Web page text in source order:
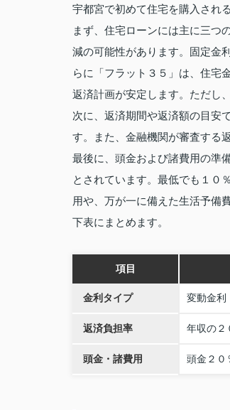
宇都宮で初めて住宅を購入され
まず、住宅ローンには主に三つ
減の可能性があります。固定金
らに「フラット３５」は、住宅
返済計画が安定します。ただし
次に、返済期間や返済額の目安
す。また、金融機関が審査する
最後に、頭金および諸費用の準
とされています。最低でも１０
用や、万が一に備えた生活予備
下表にまとめます。
項目
金利タイプ 変動金利
返済負担率 年収の２
頭金・諸費用 頭金２０